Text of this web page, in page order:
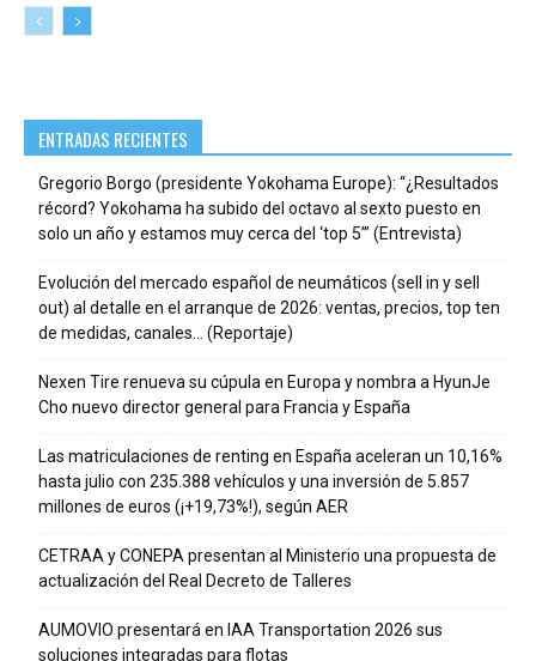
ENTRADAS RECIENTES
Gregorio Borgo (presidente Yokohama Europe): “¿Resultados
récord? Yokohama ha subido del octavo al sexto puesto en
solo un año y estamos muy cerca del ‘top 5’” (Entrevista)
Evolución del mercado español de neumáticos (sell in y sell
out) al detalle en el arranque de 2026: ventas, precios, top ten
de medidas, canales… (Reportaje)
Nexen Tire renueva su cúpula en Europa y nombra a HyunJe
Cho nuevo director general para Francia y España
Las matriculaciones de renting en España aceleran un 10,16%
hasta julio con 235.388 vehículos y una inversión de 5.857
millones de euros (¡+19,73%!), según AER
CETRAA y CONEPA presentan al Ministerio una propuesta de
actualización del Real Decreto de Talleres
AUMOVIO presentará en IAA Transportation 2026 sus
soluciones integradas para flotas